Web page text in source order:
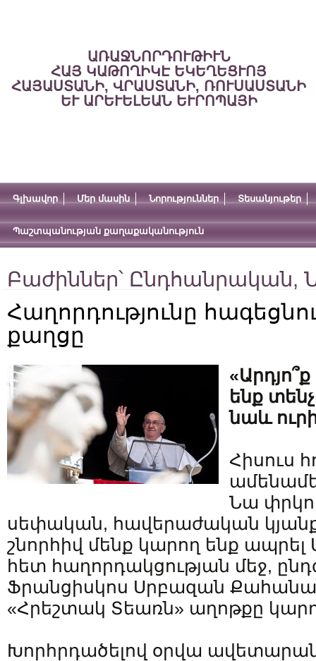
ԱՌԱՋՆՈՐԴՈՒԹԻՒՆ
ՀԱՅ ԿԱԹՈՂԻԿԷ ԵԿԵՂԵՑՒՈՅ
ՀԱՅԱՍՏԱՆԻ, ՎՐԱՍՏԱՆԻ, ՌՈՒՍԱՍՏԱՆԻ
ԵՒ ԱՐԵՒԵԼԵԱՆ ԵՒՐՈՊԱՅԻ
Գլխավոր Մեր մասին Նորություններ Տեսանյութեր
Պաշտպանության քաղաքականություն
Բաժիններ՝ Ընդհանրական,
Հաղորդությունը
քաղցը
ենք
նաև
Հիսուս
Նա
սեփական, հավերաժական
շնորհիվ մենք կարող ենք
հետ հաղորդակցության մեջ,
Ֆրանցիսկոս Սրբազան
«Հրեշտակ Տեառն» աղոթքը
Խորհրդածելով օրվա